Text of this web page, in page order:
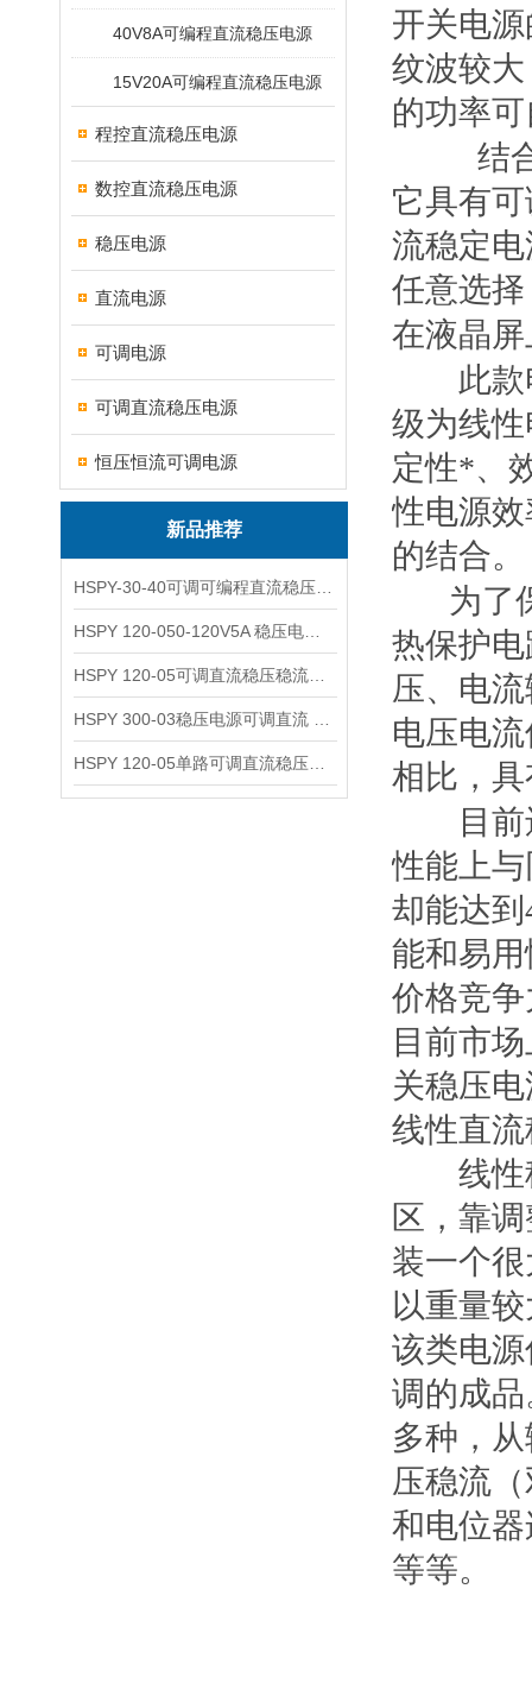
40V8A可编程直流稳压电源
15V20A可编程直流稳压电源
程控直流稳压电源
数控直流稳压电源
稳压电源
直流电源
可调电源
可调直流稳压电源
恒压恒流可调电源
新品推荐
开关电
纹波较
的功率
结
它具有
流稳定
任意选
在液晶
此
级为线
定性*、
性电源
的结合。
为了
热保护
压、电
电压电
相比，
目
性能上
却能达到
能和易
价格竞
目前市
关稳压
线性直
线性稳
区，靠
装一个
以重量
该类电
调的成
多种，
压稳流
和电位
等等。